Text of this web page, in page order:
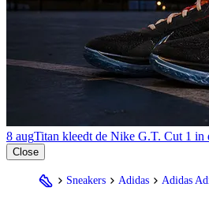
8 augTitan kleedt de Nike G.T. Cut 1 in
Close
Sneakers Adidas Adidas